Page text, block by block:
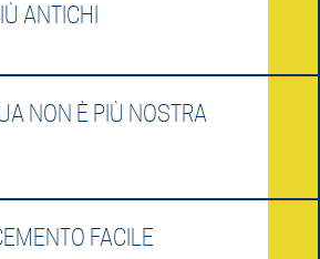
ANTICHI
NON È PIÙ NOSTRA
FACILE